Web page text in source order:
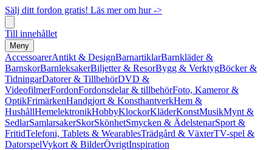
Sälj ditt fordon gratis! Läs mer om hur ->
Till innehållet
Meny
AccessoarerAntikt & DesignBarnartiklarBarnkläder &
BarnskorBarnleksakerBiljetter & ResorBygg & VerktygBöcker &
TidningarDatorer & TillbehörDVD &
VideofilmerFordonFordonsdelar & tillbehörFoto, Kameror &
OptikFrimärkenHandgjort & KonsthantverkHem &
HushållHemelektronikHobbyKlockorKläderKonstMusikMynt &
SedlarSamlarsakerSkorSkönhetSmycken & ÄdelstenarSport &
FritidTelefoni, Tablets & WearablesTrädgård & VäxterTV-spel &
DatorspelVykort & BilderÖvrigtInspiration